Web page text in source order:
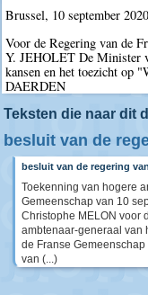
Brussel, 10 september
Voor de Regering van de
Y. JEHOLET De Minister
kansen en het toezicht op
DAERDEN
Teksten die naar dit
besluit van de
besluit van de regering
Toekenning van hogere
Gemeenschap van 10
Christophe MELON voor
ambtenaar-generaal van
de Franse
van (...)